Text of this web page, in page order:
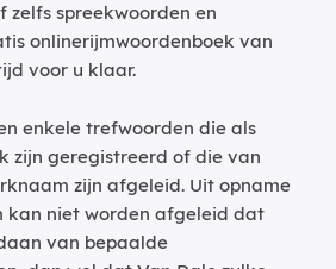
zelfs spreekwoorden en
onlinerijmwoordenboek van
voor u klaar.
enkele trefwoorden die als
zijn geregistreerd of die van
zijn afgeleid. Uit opname
kan niet worden afgeleid dat
van bepaalde